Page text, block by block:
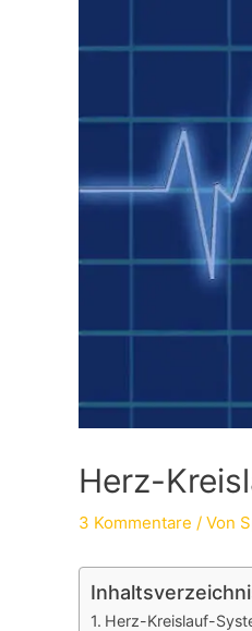
Herz-
3 Kommentare / Von
Herz-Kreislauf-